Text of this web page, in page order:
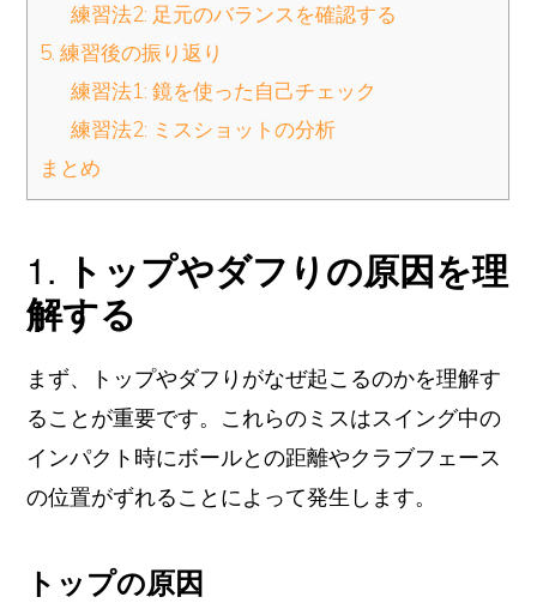
練習法2: 足元のバランスを確認する
5. 練習後の振り返り
練習法1: 鏡を使った自己チェック
練習法2: ミスショットの分析
まとめ
1. トップやダフりの原因を理
解する
まず、トップやダフりがなぜ起こるのかを理解す
ることが重要です。これらのミスはスイング中の
インパクト時にボールとの距離やクラブフェース
の位置がずれることによって発生します。
トップの原因